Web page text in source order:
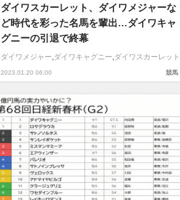
2023.01.20 06:00
ダイワスカーレット、ダイワメジャーな
ど時代を彩った名馬を輩出…ダイワキャ
グニーの引退で終幕
ダイワメジャー,ダイワキャグニー,ダイワスカーレット
競馬